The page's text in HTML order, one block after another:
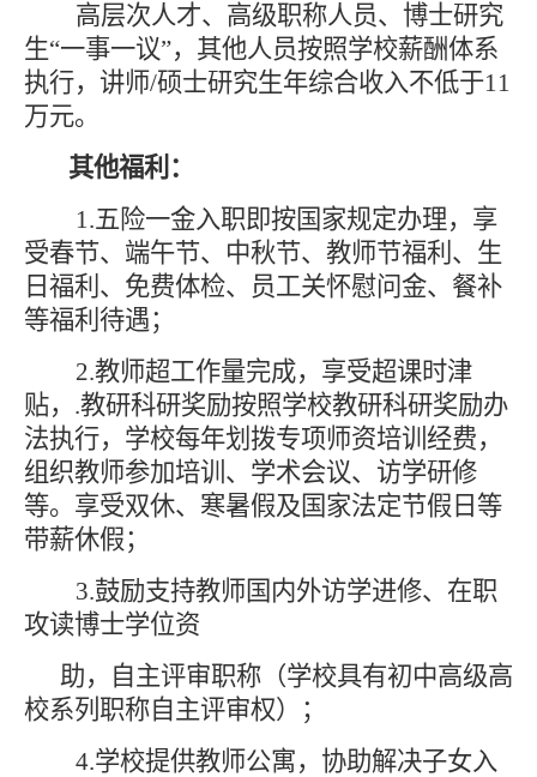
高层次人才、 高级职称人员、 博士研究
生“一事一议”，其他人员按照学校薪酬体系
执行， 讲师/硕士研究生年综合收入不低于11
万元。
其他福利：
1.五险一金入职即按国家规定办理， 享
受春节、端午节、中秋节、教师节福利、 生
日福利、 免费体检、 员工关怀慰问金、 餐补
等福利待遇；
2.教师超工作量完成，享受超课时津
贴， .教研科研奖励按照学校教研科研奖励办
法执行， 学校每年划拨专项师资培训经费，
组织教师参加培训、学术会议、访学研修
等。 享受双休、寒暑假及国家法定节假日等
带薪休假；
3.鼓励支持教师国内外访学进修、在职
攻读博士学位资
助， 自主评审职称（学校具有初中高级高
校系列职称自主评审权）；
4.学校提供教师公寓， 协助解决子女入